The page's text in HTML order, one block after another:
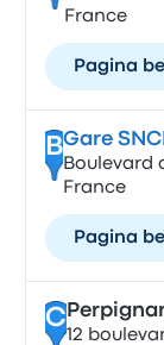
France
Pagina
BGare
Boulevard
France
Pagina
C
12